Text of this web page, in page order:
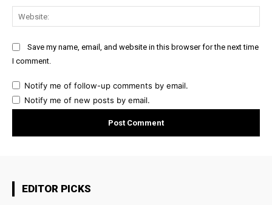
Save my name, email, and website in this browser for the next time
I comment.
Notify me of follow-up comments by email.
Notify me of new posts by email.
EDITOR PICKS